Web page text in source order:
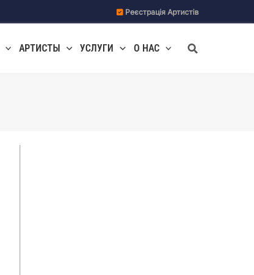
Реєстрація Артистів
АРТИСТЫ УСЛУГИ О НАС Поиск